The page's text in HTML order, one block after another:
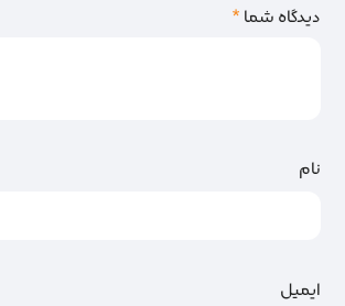
دیدگاه شما*
نام
ایمیل